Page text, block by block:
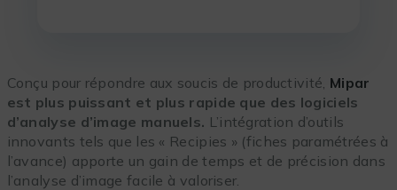
Conçu pour répondre aux soucis de productivité, Mipar
est plus puissant et plus rapide que des logiciels
d’analyse d’image manuels. L’intégration d’outils
innovants tels que les « Recipies » (fiches paramétrées à
l’avance) apporte un gain de temps et de précision dans
l’analyse d’image facile à valoriser.